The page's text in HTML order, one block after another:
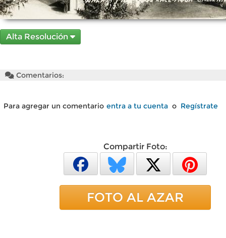
Alta Resolución
Comentarios:
Para agregar un comentario entra a tu cuenta o Regístrate
Compartir Foto:
FOTO AL AZAR